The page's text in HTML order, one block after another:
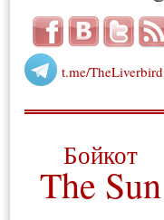
t.me/TheLiverbird
Бойкот
The Sun